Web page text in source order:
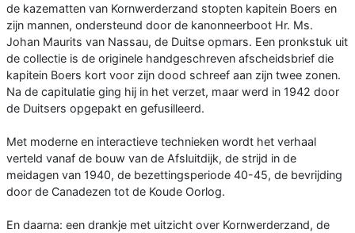
de kazematten van Kornwerderzand stopten kapitein Boers en
zijn mannen, ondersteund door de kanonneerboot Hr. Ms.
Johan Maurits van Nassau, de Duitse opmars. Een pronkstuk uit
de collectie is de originele handgeschreven afscheidsbrief die
kapitein Boers kort voor zijn dood schreef aan zijn twee zonen.
Na de capitulatie ging hij in het verzet, maar werd in 1942 door
de Duitsers opgepakt en gefusilleerd.
Met moderne en interactieve technieken wordt het verhaal
verteld vanaf de bouw van de Afsluitdijk, de strijd in de
meidagen van 1940, de bezettingsperiode 40-45, de bevrijding
door de Canadezen tot de Koude Oorlog.
En daarna: een drankje met uitzicht over Kornwerderzand, de